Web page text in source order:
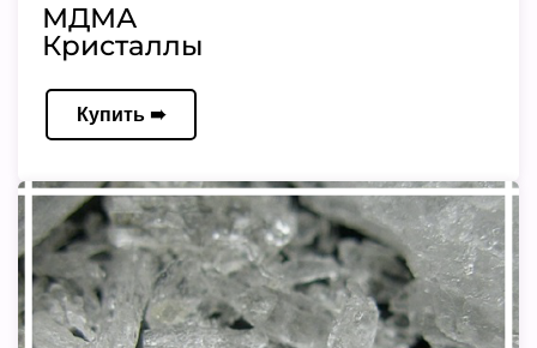
МДМА
Кристаллы
Купить ➠